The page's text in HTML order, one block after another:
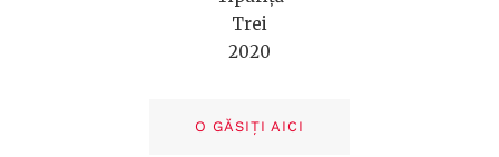
Trei
2020
O GĂSIȚI AICI